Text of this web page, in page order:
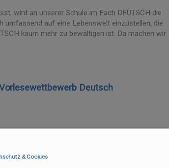
wird an unserer Schule im Fach DEUTSCH die
umfassend auf eine Lebenswelt einzustellen, die
kaum mehr zu bewältigen ist. Da machen wir
Deutsch
& Cookies